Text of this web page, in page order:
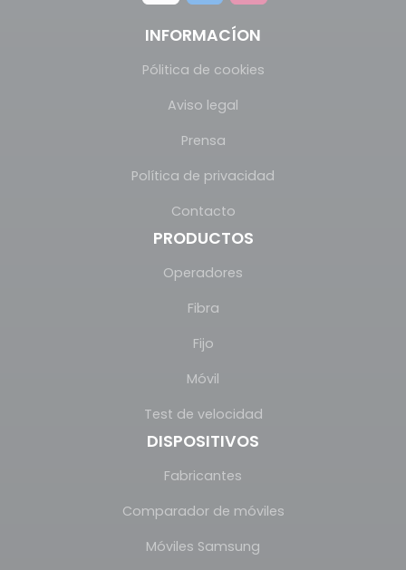
INFORMACÍON
Pólitica de cookies
Aviso legal
Prensa
Política de privacidad
Contacto
PRODUCTOS
Operadores
Fibra
Fijo
Móvil
Test de velocidad
DISPOSITIVOS
Fabricantes
Comparador de móviles
Móviles Samsung